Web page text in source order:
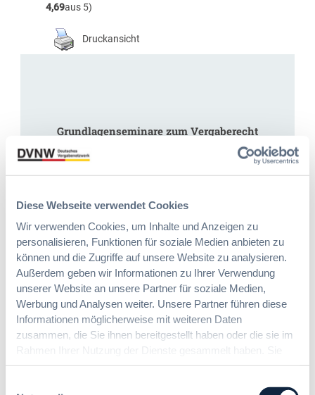
Diese Webseite verwendet Cookies
Wir verwenden Cookies, um Inhalte und Anzeigen zu
personalisieren, Funktionen für soziale Medien anbieten zu
können und die Zugriffe auf unsere Website zu analysieren.
Außerdem geben wir Informationen zu Ihrer Verwendung
unserer Website an unsere Partner für soziale Medien,
Werbung und Analysen weiter. Unsere Partner führen diese
Informationen möglicherweise mit weiteren Daten
zusammen, die Sie ihnen bereitgestellt haben oder die sie im
geben Einwilligung zu unseren Cookies, wenn Sie unsere
4,69aus 5)
Druckansicht
Grundlagenseminare zum Vergaberecht
Schreibe einen Kommentar
Deine E-Mail-Adresse wird nicht veröffentlicht.Erforderliche
Felder sind mit*markiert
Kommentar*